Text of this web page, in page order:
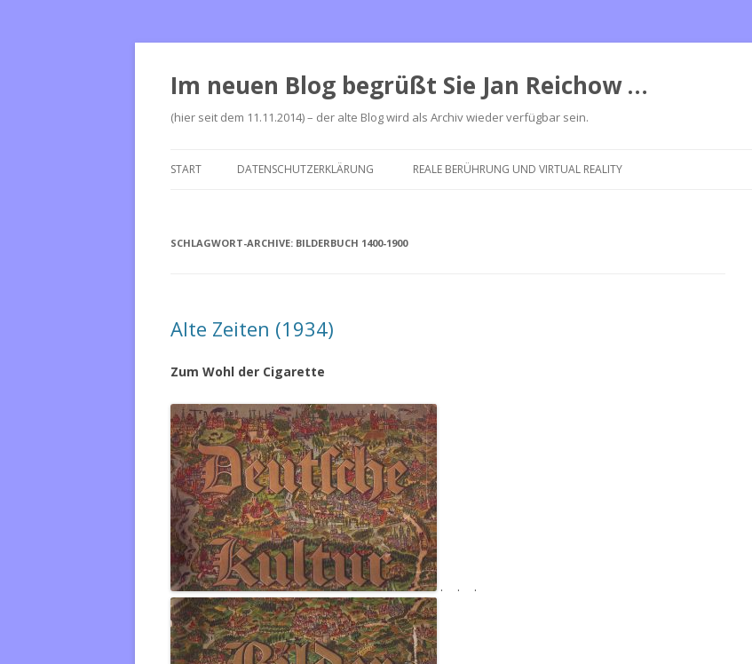
Im neuen Blog begrüßt Sie Jan Reichow …
(hier seit dem 11.11.2014) – der alte Blog wird als Archiv wieder verfügbar sein.
Inhalt
START DATENSCHUTZERKLÄRUNG REALE BERÜHRUNG UND VIRTUAL REALITY
SCHLAGWORT-ARCHIVE: BILDERBUCH 1400-1900
Alte Zeiten (1934)
Zum Wohl der Cigarette
. . .